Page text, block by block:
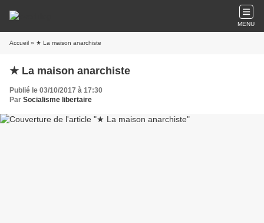
MENU
Accueil » ★ La maison anarchiste
★ La maison anarchiste
Publié le 03/10/2017 à 17:30
Par Socialisme libertaire